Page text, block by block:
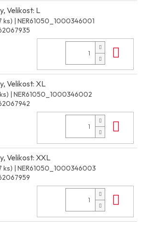
Velikost: L
ks) | NER61050_1000346001
Velikost: XL
| NER61050_1000346002
Velikost: XXL
ks) | NER61050_1000346003